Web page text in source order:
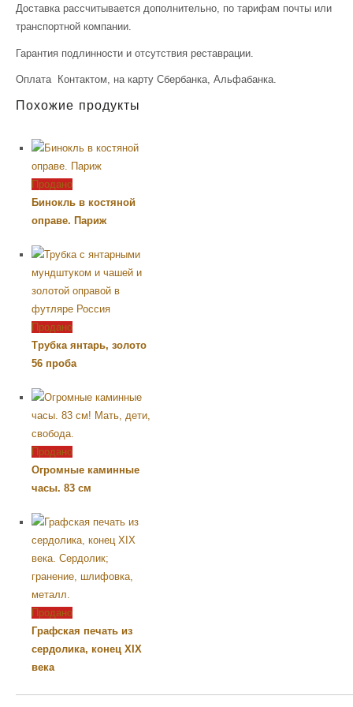
Доставка рассчитывается дополнительно, по тарифам почты или
транспортной компании.
Гарантия подлинности и отсутствия реставрации.
Оплата Контактом, на карту Сбербанка, Альфабанка.
Похожие продукты
Продано
Бинокль в костяной
оправе. Париж
Продано
Трубка янтарь, золото
56 проба
Продано
Огромные каминные
часы. 83 см
Продано
Графская печать из
сердолика, конец XIX
века